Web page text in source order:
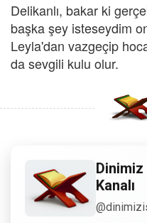
Delikanlı, bakar ki
başka şey isteseydim
Leyla'dan vazgeçip
da sevgili kulu olur.
Copyright © 2008 -
Sitemizdeki bilgiler,
hazırlanmıştır.
Kanalı